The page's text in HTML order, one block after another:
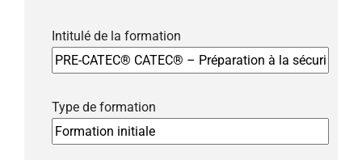
Intitulé de la formation
Type de formation